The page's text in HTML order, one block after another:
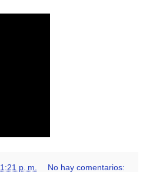
1:21 p. m. No hay comentarios: